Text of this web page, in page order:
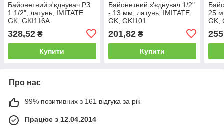
Байонетний з'єднувач РЗ
1 1/2", латунь, IMITATE
GK, GKI116A
328,52 ₴
Купити
Байонетний з'єднувач 1/2"
- 13 мм, латунь, IMITATE
GK, GKI101
201,82₴
Купити
25
GK,
Про нас
99% позитивних з 161 відгука за рік
Працює з 12.04.2014